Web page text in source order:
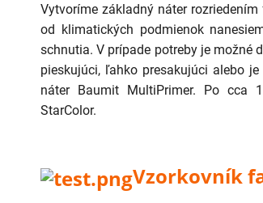
Vytvoríme základný náter
od klimatických podmienok
schnutia. V prípade potreby je možné
pieskujúci, ľahko presakujúci alebo
náter Baumit MultiPrimer. Po cca
StarColor.
Vzorkovník